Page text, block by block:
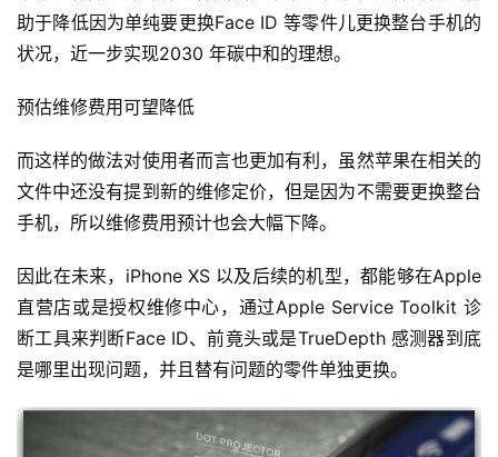
助于降低因为单纯要更换Face ID 等零件儿更换整台手机的
状况，近一步实现2030 年碳中和的理想。
预估维修费用可望降低
而这样的做法对使用者而言也更加有利，虽然苹果在相关的
文件中还没有提到新的维修定价，但是因为不需要更换整台
手机，所以维修费用预计也会大幅下降。
因此在未来，iPhone XS 以及后续的机型，都能够在Apple
直营店或是授权维修中心，通过Apple Service Toolkit 诊
断工具来判断Face ID、前竟头或是TrueDepth 感测器到底
是哪里出现问题，并且替有问题的零件单独更换。